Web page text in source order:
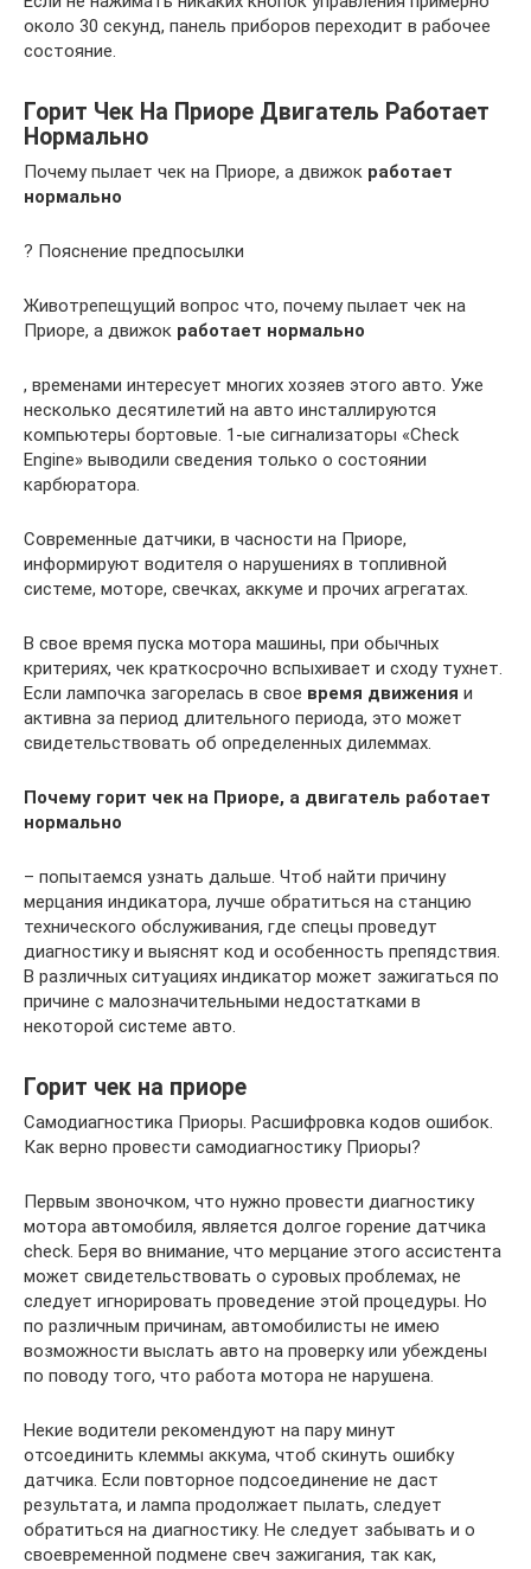
около 30 секунд, панель приборов переходит в рабочее
состояние.
Горит Чек На Приоре Двигатель Работает
Нормально
Почему пылает чек на Приоре, а движок работает
нормально
? Пояснение предпосылки
Животрепещущий вопрос что, почему пылает чек на
Приоре, а движок работает нормально
, временами интересует многих хозяев этого авто. Уже
несколько десятилетий на авто инсталлируются
компьютеры бортовые. 1-ые сигнализаторы «Check
Engine» выводили сведения только о состоянии
карбюратора.
Современные датчики, в часности на Приоре,
информируют водителя о нарушениях в топливной
системе, моторе, свечках, аккуме и прочих агрегатах.
В свое время пуска мотора машины, при обычных
критериях, чек краткосрочно вспыхивает и сходу тухнет.
Если лампочка загорелась в свое время движения и
активна за период длительного периода, это может
свидетельствовать об определенных дилеммах.
Почему горит чек на Приоре, а двигатель работает
нормально
– попытаемся узнать дальше. Чтоб найти причину
мерцания индикатора, лучше обратиться на станцию
технического обслуживания, где спецы проведут
диагностику и выяснят код и особенность препядствия.
В различных ситуациях индикатор может зажигаться по
причине с малозначительными недостатками в
некоторой системе авто.
Горит чек на приоре
Самодиагностика Приоры. Расшифровка кодов ошибок.
Как верно провести самодиагностику Приоры?
Первым звоночком, что нужно провести диагностику
мотора автомобиля, является долгое горение датчика
check. Беря во внимание, что мерцание этого ассистента
может свидетельствовать о суровых проблемах, не
следует игнорировать проведение этой процедуры. Но
по различным причинам, автомобилисты не имею
возможности выслать авто на проверку или убеждены
по поводу того, что работа мотора не нарушена.
Некие водители рекомендуют на пару минут
отсоединить клеммы аккума, чтоб скинуть ошибку
датчика. Если повторное подсоединение не даст
результата, и лампа продолжает пылать, следует
обратиться на диагностику. Не следует забывать и о
своевременной подмене свеч зажигания, так как,